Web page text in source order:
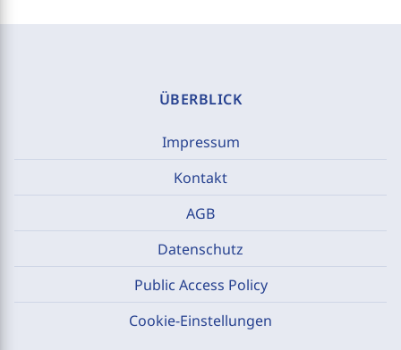
ÜBERBLICK
Impressum
Kontakt
AGB
Datenschutz
Public Access Policy
Cookie-Einstellungen